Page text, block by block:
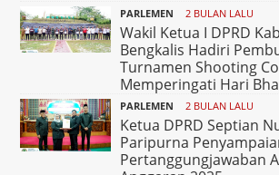
PARLEMEN 2 BULAN LALU
Wakil Ketua I DPRD
Bengkalis Hadiri
Turnamen Shooting
Memperingati Hari
PARLEMEN 2 BULAN LALU
Ketua DPRD Septian
Paripurna
Pertanggungjawaban